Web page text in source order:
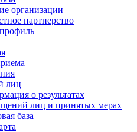
организации
партнерство
лиц
о результатах
лиц и принятых мерах
база